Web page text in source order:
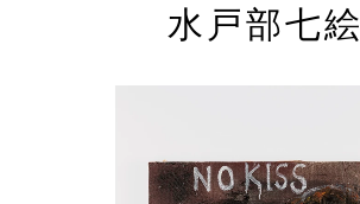
水戸部七絵